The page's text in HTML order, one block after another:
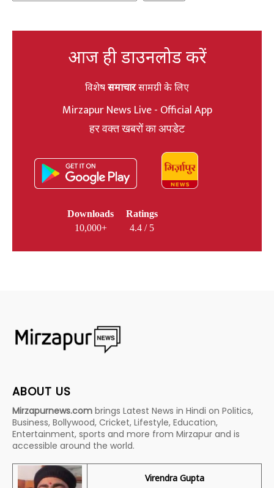
आज ही डाउनलोड करें
विशेषसमाचारसामग्री के लिए
Mirzapur News Live - Official App
हर वक्त खबरों का अपडेट
Downloads
10,000+
Ratings
4.4 / 5
ABOUT US
Mirzapurnews.com brings Latest News in Hindi on Politics,
Business, Bollywood, Cricket, Lifestyle, Education,
Entertainment, sports and more from Mirzapur and is
accessible around the world.
Virendra Gupta